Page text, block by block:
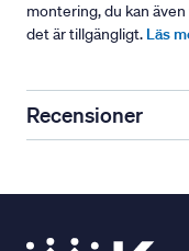
montering, du kan
det är tillgängligt. Läs
Recensioner